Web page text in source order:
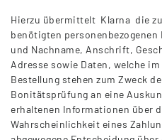
Hierzu übermittelt Klarna die
benötigten
und Nachname, Anschrift,
Adresse sowie Daten, welche
Bestellung stehen zum Zweck
Bonitätsprüfung an eine
erhaltenen Informationen über
Wahrscheinlichkeit eines